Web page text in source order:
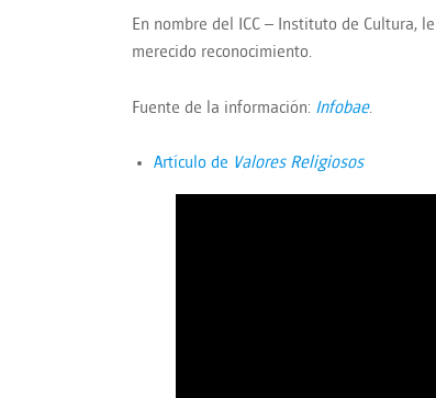
En nombre del ICC – Instituto de Cultura,
merecido reconocimiento.
Fuente de la información: Infobae.
Artículo de Valores Religiosos